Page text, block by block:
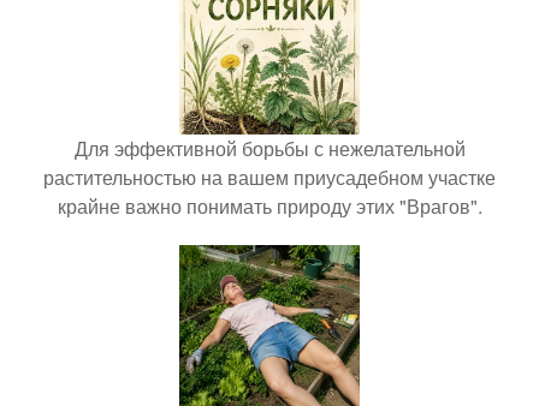
Для эффективной борьбы с нежелательной
растительностью на вашем приусадебном участке
крайне важно понимать природу этих "Врагов".